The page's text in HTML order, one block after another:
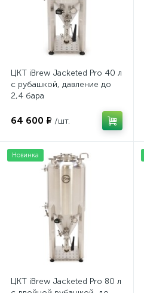
ЦКТ iBrew Jacketed Pro 40 л
с рубашкой, давление до
2,4 бара
64 600 ₽ /шт.
Новинка
ЦКТ iBrew Jacketed Pro 80 л